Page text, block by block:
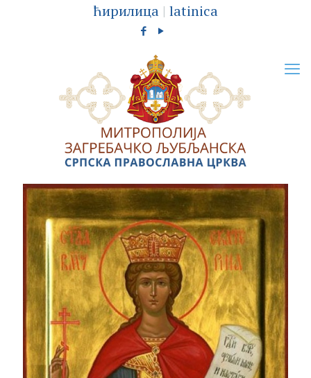
ћирилица | latinica